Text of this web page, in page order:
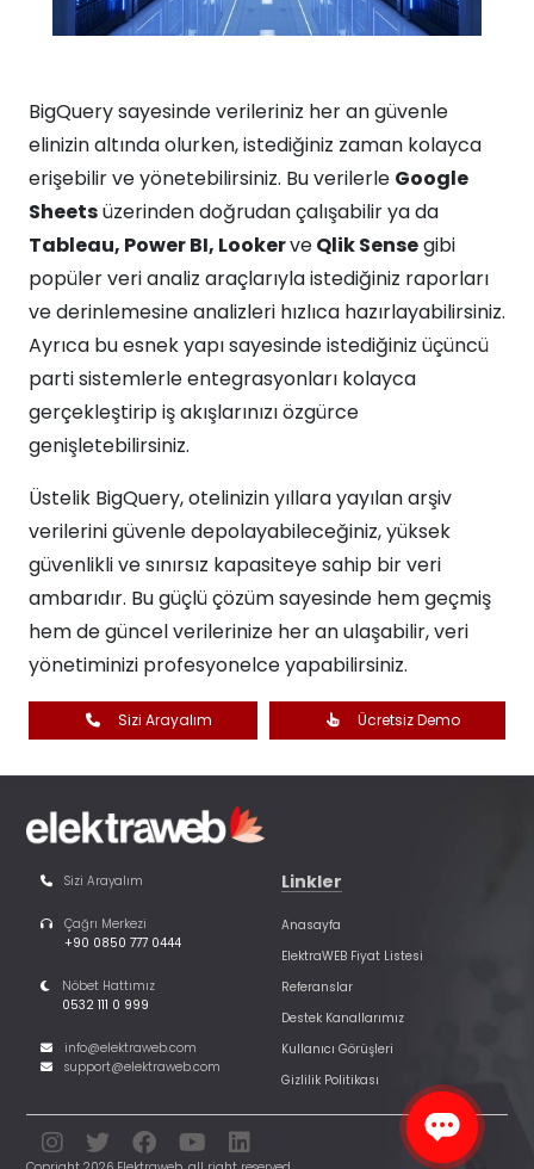
BigQuery sayesinde verileriniz her an güvenle
elinizin altında olurken, istediğiniz zaman kolayca
erişebilir ve yönetebilirsiniz. Bu verilerle Google
Sheetsüzerinden doğrudan çalışabilir ya da
Tableau, Power BI, LookerveQlik Sensegibi
popüler veri analiz araçlarıyla istediğiniz raporları
ve derinlemesine analizleri hızlıca hazırlayabilirsiniz.
Ayrıca bu esnek yapı sayesinde istediğiniz üçüncü
parti sistemlerle entegrasyonları kolayca
gerçekleştirip iş akışlarınızı özgürce
genişletebilirsiniz.
Üstelik BigQuery, otelinizin yıllara yayılan arşiv
verilerini güvenle depolayabileceğiniz, yüksek
güvenlikli ve sınırsız kapasiteye sahip bir veri
ambarıdır. Bu güçlü çözüm sayesinde hem geçmiş
hem de güncel verilerinize her an ulaşabilir, veri
yönetiminizi profesyonelce yapabilirsiniz.​
Sizi Arayalım Ücretsiz Demo
Sizi Arayalım
Çağrı Merkezi
+90 0850 777 0444
Nöbet Hattımız
0532 111 0 999
info@elektraweb.com
support@elektraweb.com
Linkler
Anasayfa
ElektraWEB Fiyat Listesi
Referanslar
Destek Kanallarımız
Kullanıcı Görüşleri
Gizlilik Politikası